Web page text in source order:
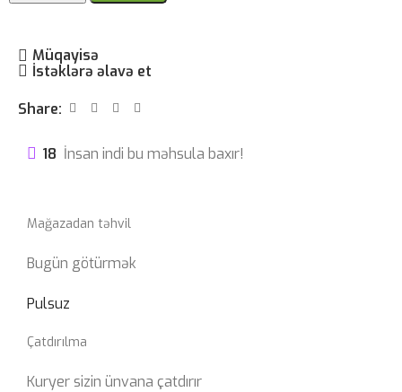
Müqayisə
İstəklərə əlavə et
Share:
18 İnsan indi bu məhsula baxır!
Mağazadan təhvil
Bugün götürmək
Pulsuz
Çatdırılma
Kuryer sizin ünvana çatdırır